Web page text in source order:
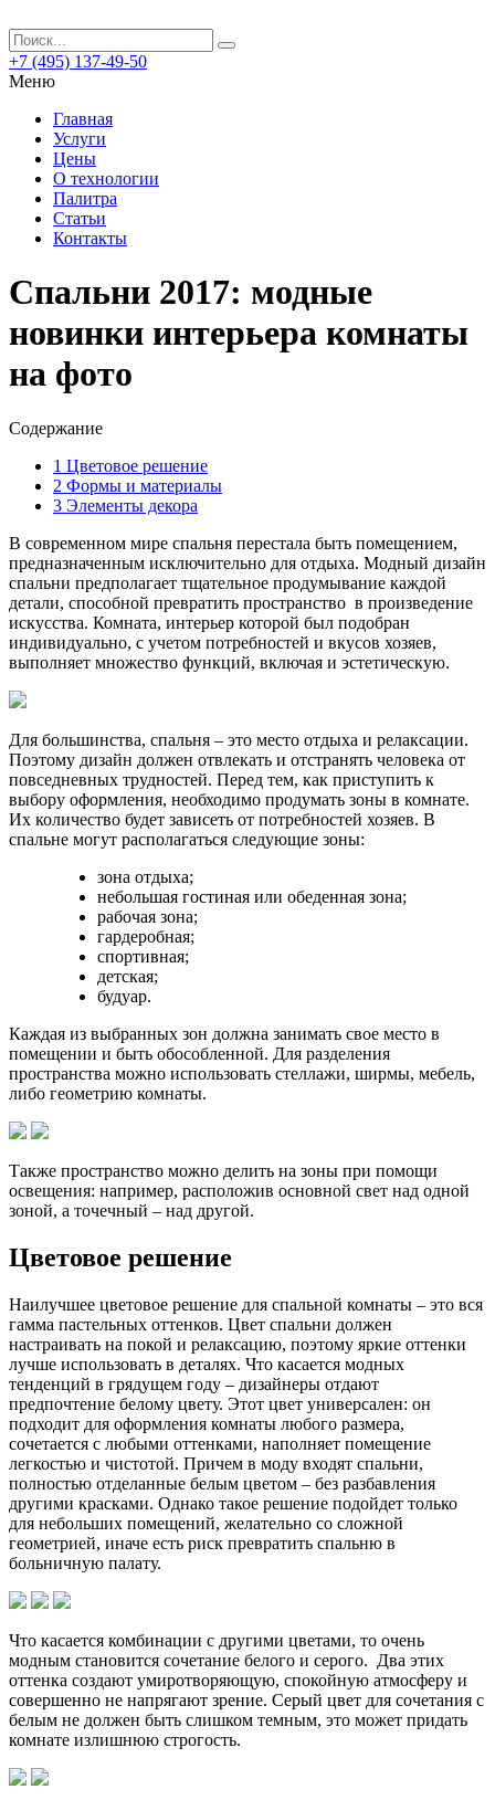
+7 (495) 137-49-50
Меню
Главная
Услуги
Цены
О технологии
Палитра
Статьи
Контакты
Спальни 2017: модные
новинки интерьера комнаты
на фото
Содержание
1 Цветовое решение
2 Формы и материалы
3 Элементы декора
В современном мире спальня перестала быть помещением,
предназначенным исключительно для отдыха. Модный дизайн
спальни предполагает тщательное продумывание каждой
детали, способной превратить пространство в произведение
искусства. Комната, интерьер которой был подобран
индивидуально, с учетом потребностей и вкусов хозяев,
выполняет множество функций, включая и эстетическую.
Для большинства, спальня – это место отдыха и релаксации.
Поэтому дизайн должен отвлекать и отстранять человека от
повседневных трудностей. Перед тем, как приступить к
выбору оформления, необходимо продумать зоны в комнате.
Их количество будет зависеть от потребностей хозяев. В
спальне могут располагаться следующие зоны:
зона отдыха;
небольшая гостиная или обеденная зона;
рабочая зона;
гардеробная;
спортивная;
детская;
будуар.
Каждая из выбранных зон должна занимать свое место в
помещении и быть обособленной. Для разделения
пространства можно использовать стеллажи, ширмы, мебель,
либо геометрию комнаты.
Также пространство можно делить на зоны при помощи
освещения: например, расположив основной свет над одной
зоной, а точечный – над другой.
Цветовое решение
Наилучшее цветовое решение для спальной комнаты – это вся
гамма пастельных оттенков. Цвет спальни должен
настраивать на покой и релаксацию, поэтому яркие оттенки
лучше использовать в деталях. Что касается модных
тенденций в грядущем году – дизайнеры отдают
предпочтение белому цвету. Этот цвет универсален: он
подходит для оформления комнаты любого размера,
сочетается с любыми оттенками, наполняет помещение
легкостью и чистотой. Причем в моду входят спальни,
полностью отделанные белым цветом – без разбавления
другими красками. Однако такое решение подойдет только
для небольших помещений, желательно со сложной
геометрией, иначе есть риск превратить спальню в
больничную палату.
Что касается комбинации с другими цветами, то очень
модным становится сочетание белого и серого. Два этих
оттенка создают умиротворяющую, спокойную атмосферу и
совершенно не напрягают зрение. Серый цвет для сочетания с
белым не должен быть слишком темным, это может придать
комнате излишнюю строгость.